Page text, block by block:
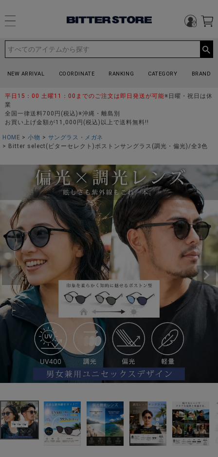
NEW ARRIVAL COORDINATE RANKING CATEGORY BRAND
平日15：00 土曜11：00までのご注文は即日発送が可能※日曜・祝日は休
業
全国一律送料700円(税込)※沖縄・離島別
お買い上げ金額が11,000円(税込)以上で送料無料!!
HOME 小物
サングラス・メガネ
Bitter select(ビターセレクト)ボストンサングラス(調光・偏光)/全3色